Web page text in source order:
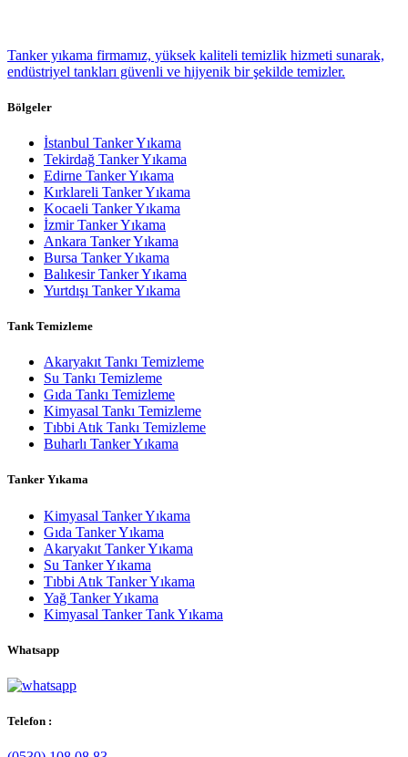
Tanker yıkama firmamız, yüksek kaliteli temizlik hizmeti sunarak,
endüstriyel tankları güvenli ve hijyenik bir şekilde temizler.
Bölgeler
İstanbul Tanker Yıkama
Tekirdağ Tanker Yıkama
Edirne Tanker Yıkama
Kırklareli Tanker Yıkama
Kocaeli Tanker Yıkama
İzmir Tanker Yıkama
Ankara Tanker Yıkama
Bursa Tanker Yıkama
Balıkesir Tanker Yıkama
Yurtdışı Tanker Yıkama
Tank Temizleme
Akaryakıt Tankı Temizleme
Su Tankı Temizleme
Gıda Tankı Temizleme
Kimyasal Tankı Temizleme
Tıbbi Atık Tankı Temizleme
Buharlı Tanker Yıkama
Tanker Yıkama
Kimyasal Tanker Yıkama
Gıda Tanker Yıkama
Akaryakıt Tanker Yıkama
Su Tanker Yıkama
Tıbbi Atık Tanker Yıkama
Yağ Tanker Yıkama
Kimyasal Tanker Tank Yıkama
Whatsapp
Telefon :